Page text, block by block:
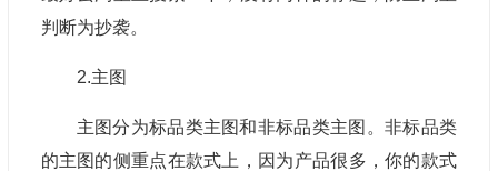
判断为抄袭。
2.主图
主图分为标品类主图和非标品类主图。非标品类
的主图的侧重点在款式上，因为产品很多，你的款式